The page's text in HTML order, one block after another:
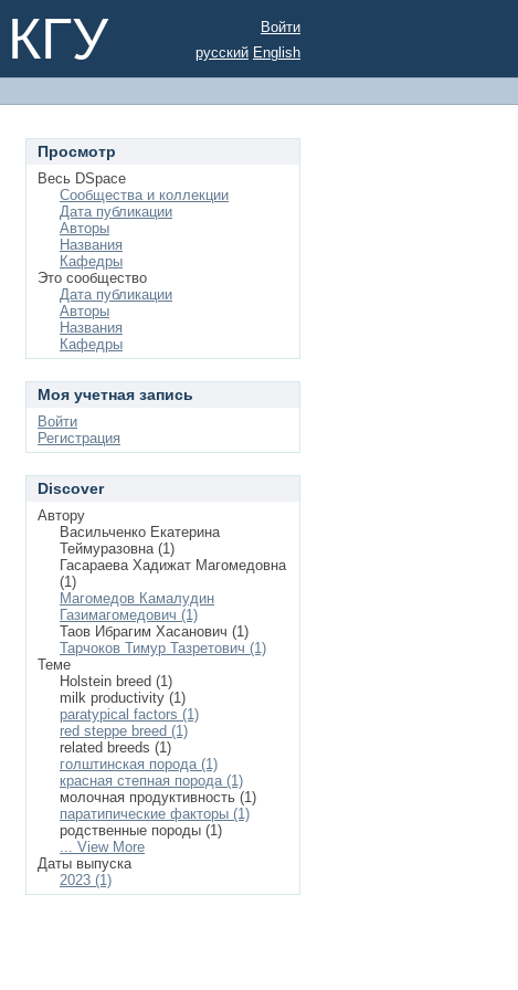
КГУ
Войти
русский English
Просмотр
Весь DSpace
Сообщества и коллекции
Дата публикации
Авторы
Названия
Кафедры
Это сообщество
Дата публикации
Авторы
Названия
Кафедры
Моя учетная запись
Войти
Регистрация
Discover
Автору
Васильченко Екатерина
Теймуразовна (1)
Гасараева Хадижат Магомедовна
(1)
Магомедов Камалудин
Газимагомедович (1)
Таов Ибрагим Хасанович (1)
Тарчоков Тимур Тазретович (1)
Теме
Holstein breed (1)
milk productivity (1)
paratypical factors (1)
red steppe breed (1)
related breeds (1)
голштинская порода (1)
красная степная порода (1)
молочная продуктивность (1)
паратипические факторы (1)
родственные породы (1)
... View More
Даты выпуска
2023 (1)